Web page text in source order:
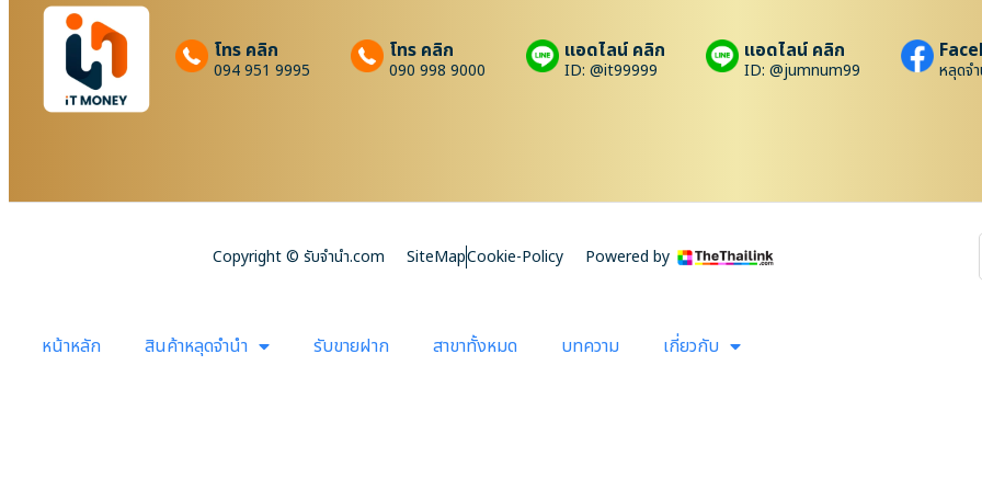
โทร คลิก
094 951 9995
โทร คลิก
090 998 9000
แอดไลน์ คลิก
ID: @it99999
แอดไลน์ คลิก
ID: @jumnum99 หลุดจ
Copyright © รับจํานํา.com SiteMapCookie-Policy Powered by
หน้าหลัก สินค้าหลุดจำนำ รับขายฝาก สาขาทั้งหมด บทความ เกี่ยวกับ